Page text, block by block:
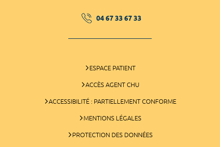
04 67 33 67 33
ESPACE PATIENT
ACCÈS AGENT CHU
ACCESSIBILITÉ : PARTIELLEMENT CONFORME
MENTIONS LÉGALES
PROTECTION DES DONNÉES